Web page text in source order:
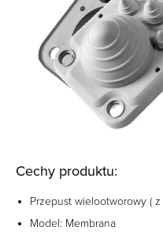
Cechy produktu:
Przepust wielootworowy (
Model: Membrana